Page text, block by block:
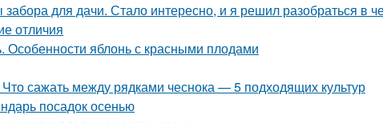
для дачи. Стало интересно, и я решил разобраться в
отличия
Особенности яблонь с красными плодами
сажать между рядками чеснока — 5 подходящих культур
посадок осенью